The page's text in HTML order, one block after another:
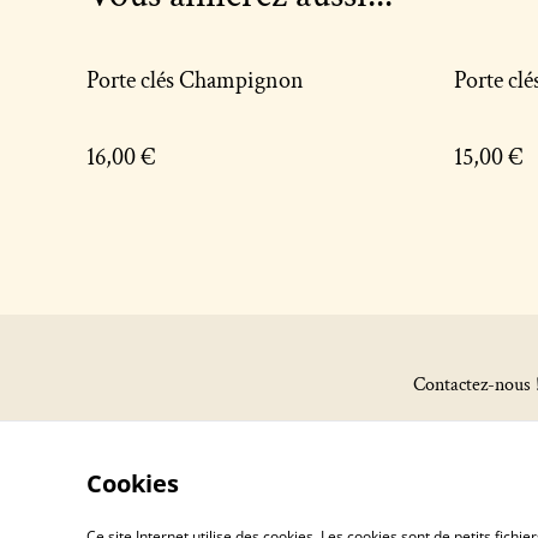
Porte clés Champignon
16,00 €
Porte
15,00 €
Contactez-nous !
Cookies